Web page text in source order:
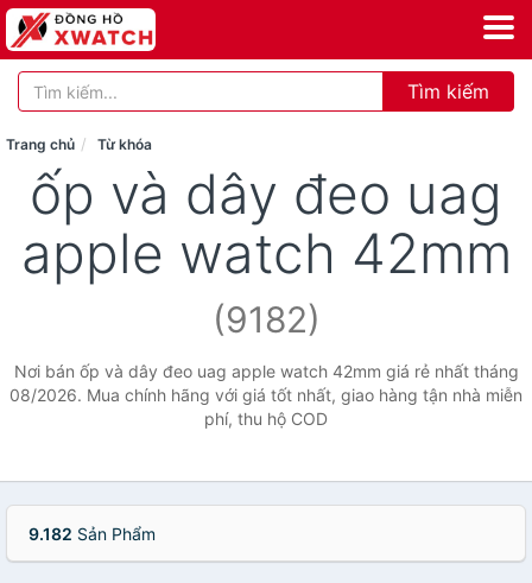
Tìm kiếm
Trang chủ Từ khóa
ốp và dây đeo uag
apple watch 42mm
(9182)
Nơi bán ốp và dây đeo uag apple watch 42mm giá rẻ nhất tháng
08/2026. Mua chính hãng với giá tốt nhất, giao hàng tận nhà miễn
phí, thu hộ COD
9.182 Sản Phẩm